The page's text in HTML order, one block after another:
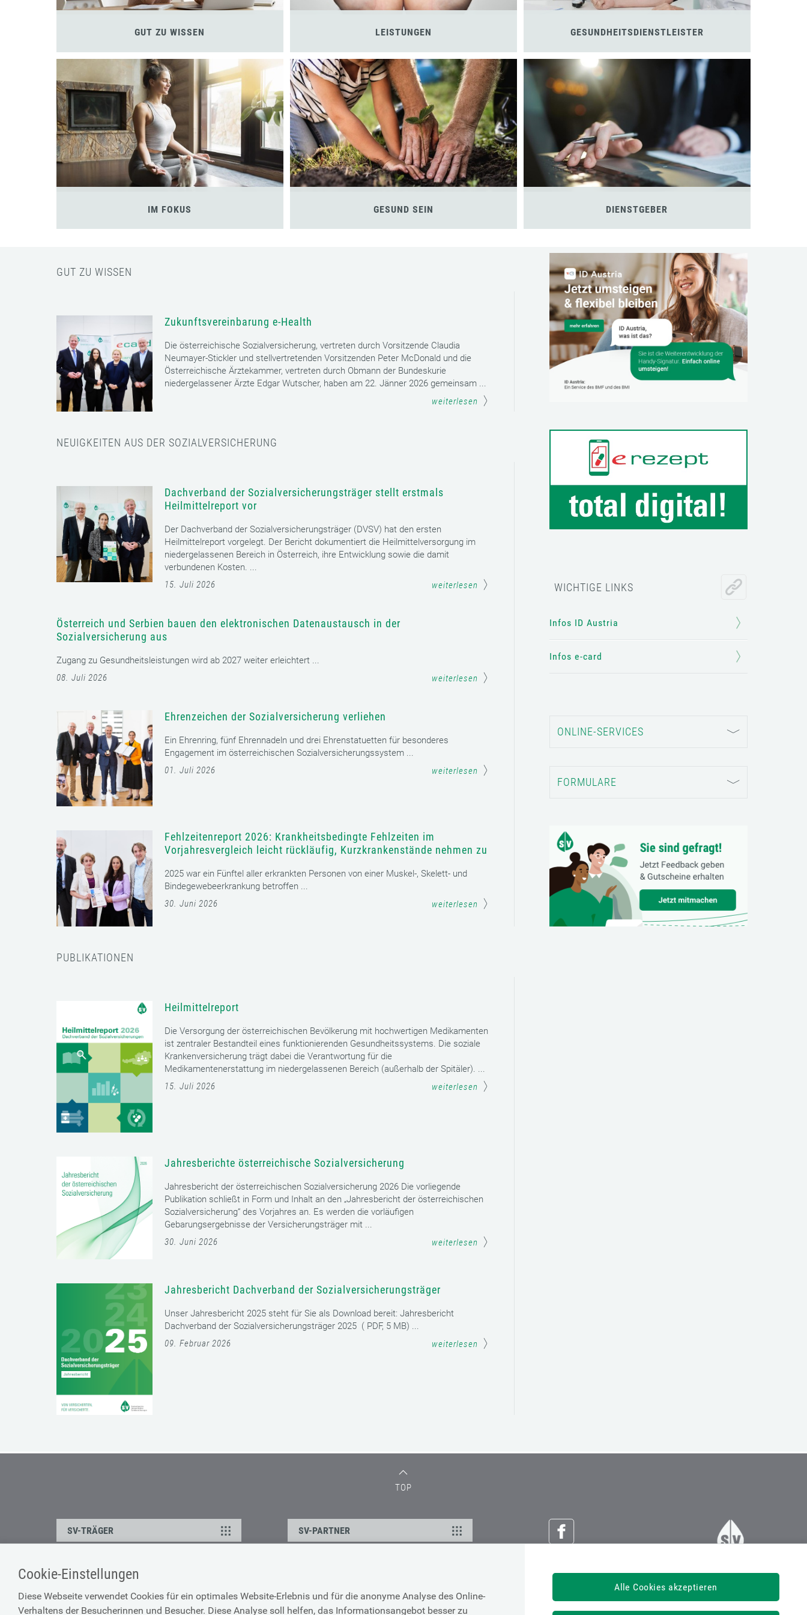
Cookie-Einstellungen
Diese Webseite verwendet Cookies für ein optimales Website-Erlebnis und für die anonyme Analyse des Online-
Verhaltens der Besucherinnen und Besucher. Diese Analyse soll helfen, das Informationsangebot besser zu
Alle Cookies akzeptieren
GUT ZU WISSEN LEISTUNGEN GESUNDHEITSDIENSTLEISTER
IM FOKUS GESUND SEIN DIENSTGEBER
WICHTIGE LINKS
Infos ID Austria
Infos e-card
ONLINE-SERVICES
FORMULARE
GUT ZU WISSEN
Zukunftsvereinbarung e-Health
Die österreichische Sozialversicherung, vertreten durch Vorsitzende Claudia
Neumayer-Stickler und stellvertretenden Vorsitzenden Peter McDonald und die
Österreichische Ärztekammer, vertreten durch Obmann der Bundeskurie
niedergelassener Ärzte Edgar Wutscher, haben am 22. Jänner 2026 gemeinsam ...
weiterlesen
NEUIGKEITEN AUS DER SOZIALVERSICHERUNG
Dachverband der Sozialversicherungsträger stellt erstmals
Heilmittelreport vor
Der Dachverband der Sozialversicherungsträger (DVSV) hat den ersten
Heilmittelreport vorgelegt. Der Bericht dokumentiert die Heilmittelversorgung im
niedergelassenen Bereich in Österreich, ihre Entwicklung sowie die damit
verbundenen Kosten. ...
15. Juli 2026
weiterlesen
Österreich und Serbien bauen den elektronischen Datenaustausch in der
Sozialversicherung aus
Zugang zu Gesundheitsleistungen wird ab 2027 weiter erleichtert ...
08. Juli 2026
weiterlesen
Ehrenzeichen der Sozialversicherung verliehen
Ein Ehrenring, fünf Ehrennadeln und drei Ehrenstatuetten für besonderes
Engagement im österreichischen Sozialversicherungssystem ...
01. Juli 2026
weiterlesen
Fehlzeitenreport 2026: Krankheitsbedingte Fehlzeiten im
Vorjahresvergleich leicht rückläufig, Kurzkrankenstände nehmen zu
2025 war ein Fünftel aller erkrankten Personen von einer Muskel-, Skelett- und
Bindegewebeerkrankung betroffen ...
30. Juni 2026
weiterlesen
PUBLIKATIONEN
Heilmittelreport
Die Versorgung der österreichischen Bevölkerung mit hochwertigen Medikamenten
ist zentraler Bestandteil eines funktionierenden Gesundheitssystems. Die soziale
Krankenversicherung trägt dabei die Verantwortung für die
Medikamentenerstattung im niedergelassenen Bereich (außerhalb der Spitäler). ...
15. Juli 2026
weiterlesen
Jahresberichte österreichische Sozialversicherung
Jahresbericht der österreichischen Sozialversicherung 2026 Die vorliegende
Publikation schließt in Form und Inhalt an den „Jahresbericht der österreichischen
Sozialversicherung“ des Vorjahres an. Es werden die vorläufigen
Gebarungsergebnisse der Versicherungsträger mit ...
30. Juni 2026
weiterlesen
Jahresbericht Dachverband der Sozialversicherungsträger
Unser Jahresbericht 2025 steht für Sie als Download bereit: Jahresbericht
Dachverband der Sozialversicherungsträger 2025 ( PDF, 5 MB) ...
09. Februar 2026
weiterlesen
TOP
Österreichische Sozialversicherung
Dachverband der Sozialversicherungsträger
SV-TRÄGER SV-PARTNER
ÜBER UNS
Kontakt
Barrierefreiheitserklärung
Cookie-Erklärung